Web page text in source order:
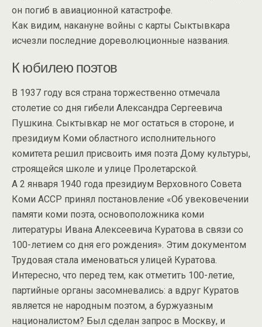
он погиб в авиационной катастрофе.
Как видим, накануне войны с карты Сыктывкара
исчезли последние дореволюционные названия.
К юбилею поэтов
В 1937 году вся страна торжественно отмечала
столетие со дня гибели Александра Сергеевича
Пушкина. Сыктывкар не мог остаться в стороне, и
президиум Коми областного исполнительного
комитета решил присвоить имя поэта Дому культуры,
строящейся школе и улице Пролетарской.
А 2 января 1940 года президиум Верховного Совета
Коми АССР принял постановление «Об увековечении
памяти коми поэта, основоположника коми
литературы Ивана Алексеевича Куратова в связи со
100-летием со дня его рождения». Этим документом
Трудовая стала именоваться улицей Куратова.
Интересно, что перед тем, как отметить 100-летие,
партийные органы засомневались: а вдруг Куратов
является не народным поэтом, а буржуазным
националистом? Был сделан запрос в Москву, и